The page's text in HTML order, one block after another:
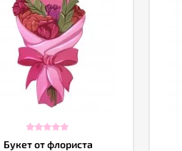
Букет от флориста